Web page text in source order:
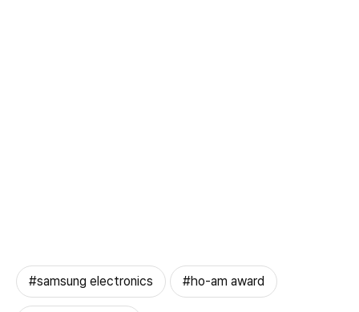
#samsung electronics #ho-am award